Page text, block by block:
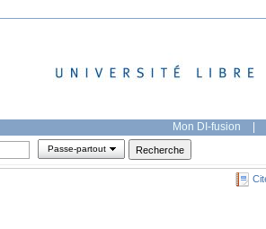
Mon DI-fusion |
Passe-partout